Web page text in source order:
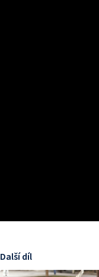
Další díl